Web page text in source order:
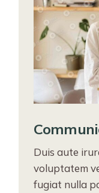
Duis aute
voluptatem
fugiat nulla